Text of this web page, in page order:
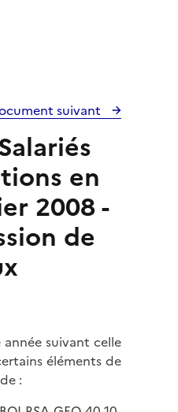
suivant
en
2008 -
de
suivant celle
éléments de
: